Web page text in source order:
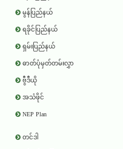
မွန်ပြည်နယ်
ရခိုင်ပြည်နယ်
ရှမ်းပြည်နယ်
ဓာတ်ပုံမှတ်တမ်းလွှာ
ဗွီဒီယို
အသံဖိုင်
NEP Plan
တင်ဒါ